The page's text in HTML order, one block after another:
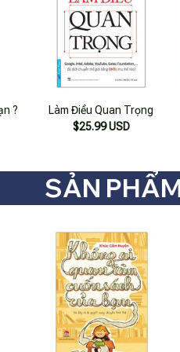
?
Làm Điều Quan Trọng
$25.99 USD
SẢN